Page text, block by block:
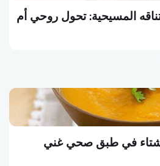
تحول روحي أم
سلاف
في طبق صحي غني